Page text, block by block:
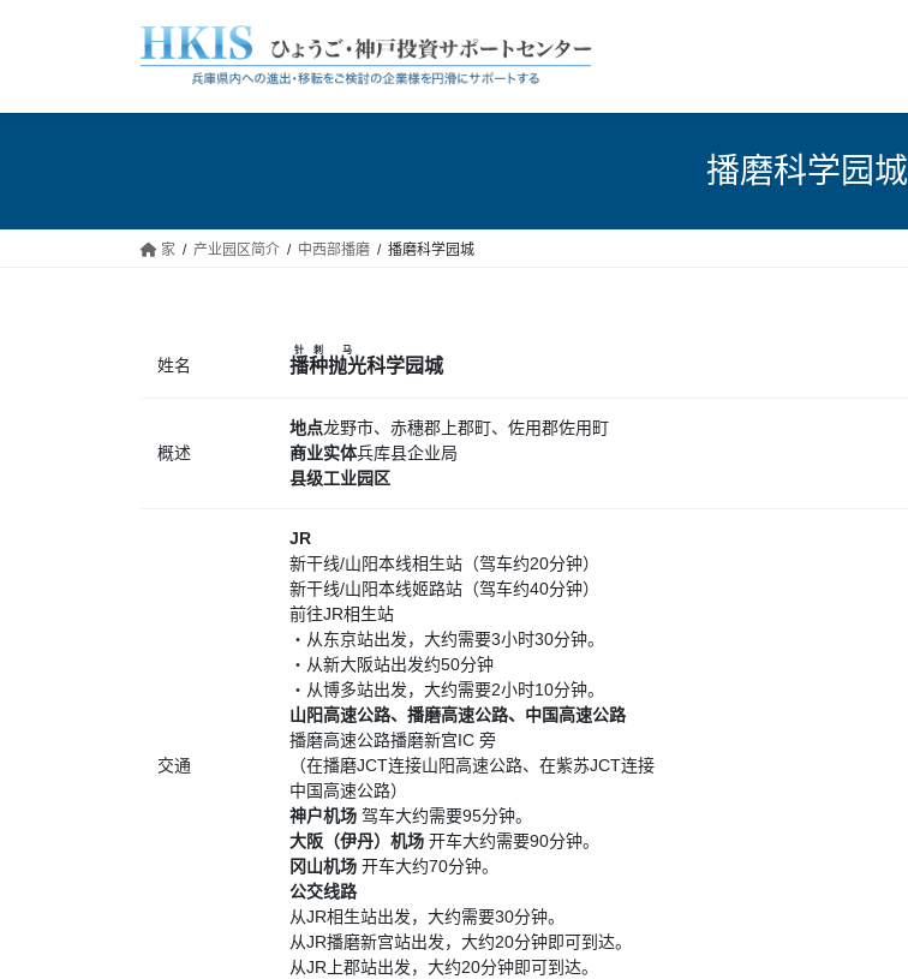
播磨科学园城
家 产业园区简介 中西部播磨 播磨科学园城
姓名 播种
针刺
抛光
马
科学园城
概述
地点龙野市、赤穗郡上郡町、佐用郡佐用町
商业实体兵库县企业局
县级工业园区
交通
JR
新干线/山阳本线相生站（驾车约20分钟）
新干线/山阳本线姬路站（驾车约40分钟）
前往JR相生站
・从东京站出发，大约需要3小时30分钟。
・从新大阪站出发约50分钟
・从博多站出发，大约需要2小时10分钟。
山阳高速公路、播磨高速公路、中国高速公路
播磨高速公路播磨新宫IC 旁
（在播磨JCT连接山阳高速公路、在紫苏JCT连接
中国高速公路）
神户机场 驾车大约需要95分钟。
大阪（伊丹）机场 开车大约需要90分钟。
冈山机场 开车大约70分钟。
公交线路
从JR相生站出发，大约需要30分钟。
从JR播磨新宫站出发，大约20分钟即可到达。
从JR上郡站出发，大约20分钟即可到达。